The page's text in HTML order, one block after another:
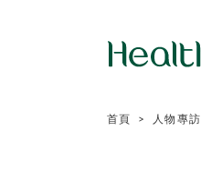
首頁 人物專訪